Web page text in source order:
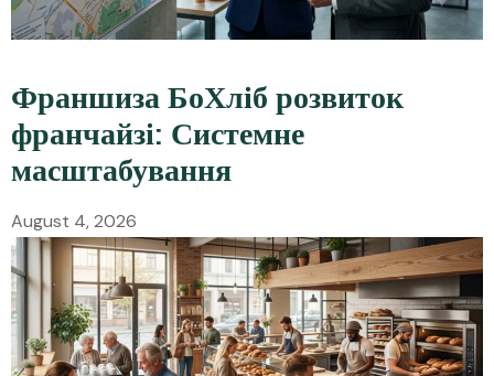
Франшиза БоХліб розвиток
франчайзі: Системне
масштабування
August 4, 2026